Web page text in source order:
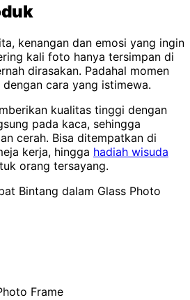
kenangan dan emosi yang ingin
kali foto hanya tersimpan di
dirasakan. Padahal momen
cara yang istimewa.
kualitas tinggi dengan
pada kaca, sehingga
cerah. Bisa ditempatkan di
kerja, hingga hadiah wisuda
orang tersayang.
Bintang dalam Glass Photo
Frame